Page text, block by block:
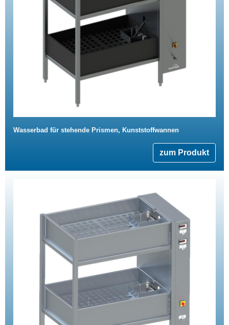
Wasserbad für stehende Prismen, Kunststoffwannen
zum Produkt